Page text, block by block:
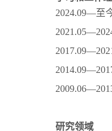
2024.09—至
研究领域